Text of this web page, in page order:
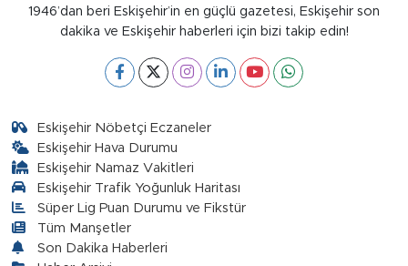
1946’dan beri Eskişehir’in en güçlü gazetesi, Eskişehir son
dakika ve Eskişehir haberleri için bizi takip edin!
Eskişehir Nöbetçi Eczaneler
Eskişehir Hava Durumu
Eskişehir Namaz Vakitleri
Eskişehir Trafik Yoğunluk Haritası
Süper Lig Puan Durumu ve Fikstür
Tüm Manşetler
Son Dakika Haberleri